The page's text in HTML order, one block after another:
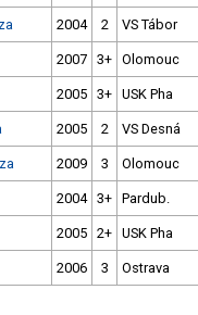
2004 2 VS Tábor
2007 3+ Olomouc
2005 3+ USK Pha
2005 2 VS Desná
2009 3 Olomouc
2004 3+ Pardub.
2005 2+ USK Pha
2006 3 Ostrava